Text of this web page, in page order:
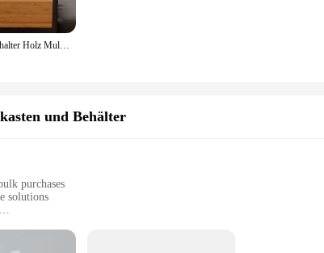
Couch Getränke halter Holz Multifunktions-TV-Fernbedienung Möbel Aufbewahrung tasche Multi,Sofa Armlehne Veranstalter Getränke halter Tablett Lagerung
und Behälter
purchases
solutions
or workshop environments
variety of sizes to suit different storage needs